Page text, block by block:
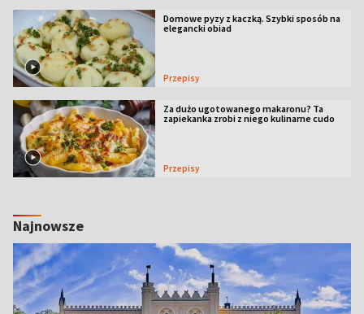
Domowe pyzy z kaczką. Szybki sposób na
elegancki obiad
Przepisy
Za dużo ugotowanego makaronu? Ta
zapiekanka zrobi z niego kulinarne cudo
Przepisy
Najnowsze